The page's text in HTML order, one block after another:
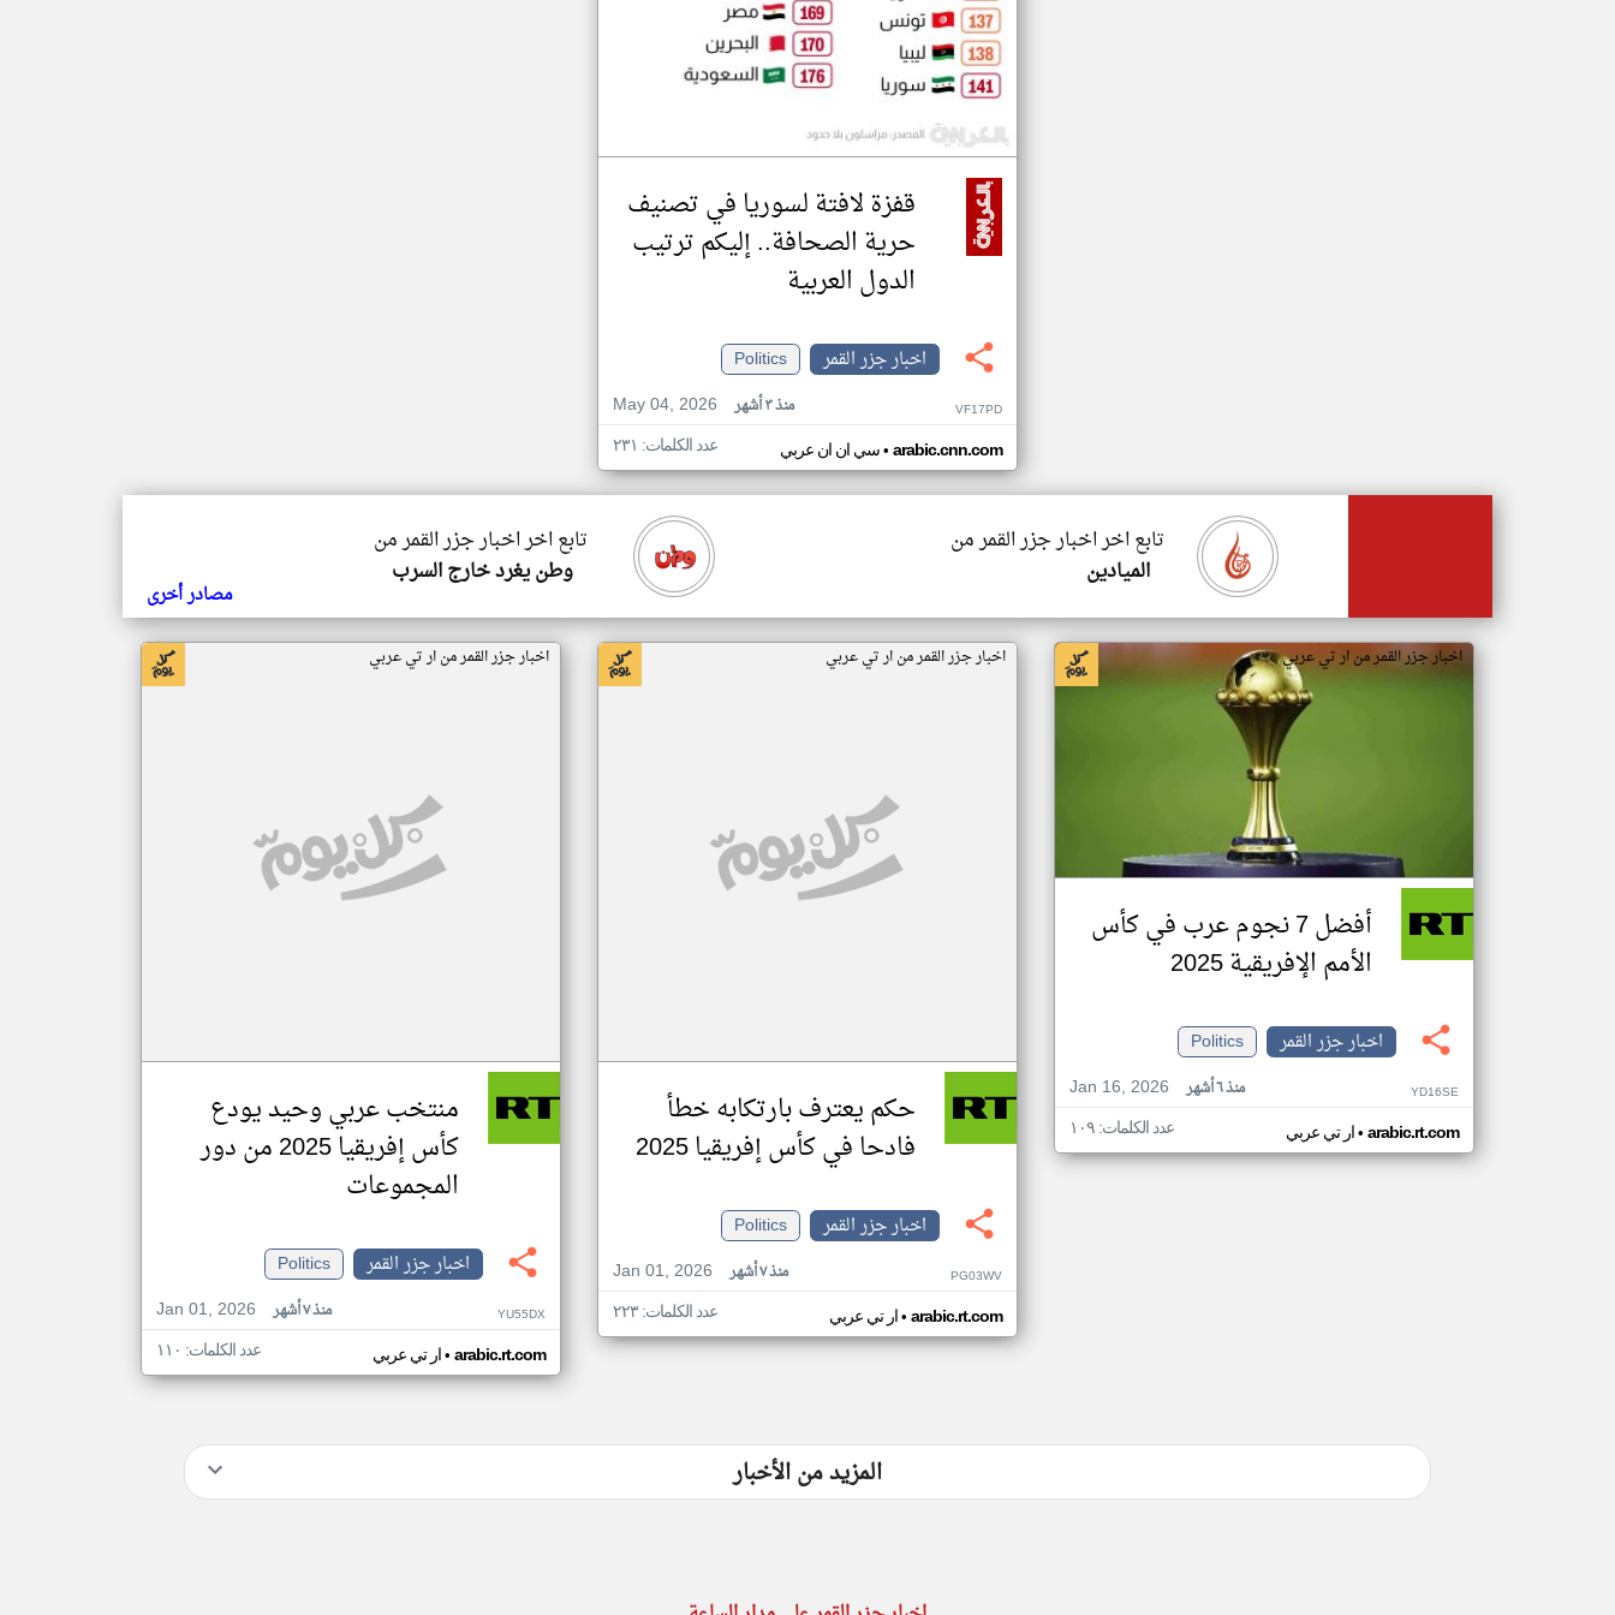
قفزة لافتة لسوريا في تصنيف
حرية الصحافة.. إليكم ترتيب
الدول العربية
اخبار جزر القمر
Politics
May 04, 2026
منذ ٣ أشهر VF17PD
سي ان ان عربي• arabic.cnn.com عدد الكلمات: ٢٣١
تابع اخر اخبار جزر القمر من
وطن يغرد خارج السرب
تابع اخر اخبار جزر القمر من
الميادين
مصادر أخرى
اخبار جزر القمر من ار تي عربي
أفضل 7 نجوم عرب في كأس
الأمم الإفريقية 2025
اخبار جزر القمر
Politics
Jan 16, 2026
منذ ٦ أشهر YD16SE
ار تي عربي• arabic.rt.com عدد الكلمات: ١٠٩
اخبار جزر القمر من ار تي عربي
حكم يعترف بارتكابه خطأ
فادحا في كأس إفريقيا 2025
اخبار جزر القمر
Politics
Jan 01, 2026
منذ ٧ أشهر PG03WV
ار تي عربي• arabic.rt.com عدد الكلمات: ٢٢٣
اخبار جزر القمر من ار تي عربي
منتخب عربي وحيد يودع
كأس إفريقيا 2025 من دور
المجموعات
اخبار جزر القمر
Politics
Jan 01, 2026
منذ ٧ أشهر YU55DX
ار تي عربي• arabic.rt.com عدد الكلمات: ١١٠
المزيد من الأخبار